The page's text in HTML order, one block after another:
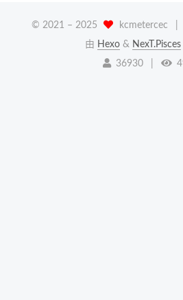
© 2021 – 2025 kcmetercec
由 Hexo & NexT.Pisces
36930